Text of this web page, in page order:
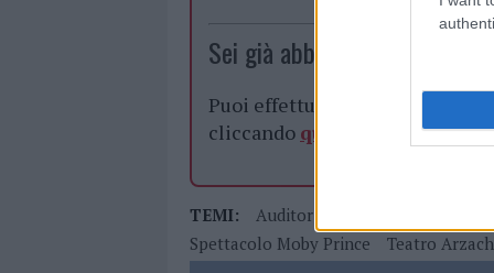
Sei già abbonato?
Puoi effettuare l'accesso
cliccando qui
TEMI: Auditorium Multidisciplinare
Spettacolo Moby Prince
Teatro